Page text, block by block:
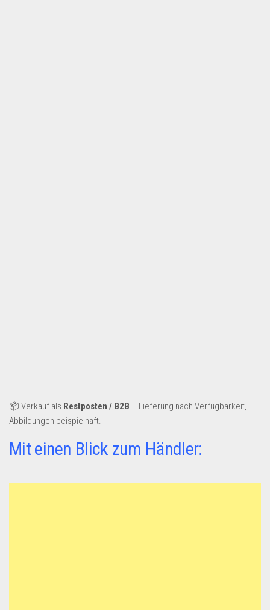
📦 Verkauf als Restposten / B2B – Lieferung nach Verfügbarkeit,
Abbildungen beispielhaft.
Mit einen Blick zum Händler: